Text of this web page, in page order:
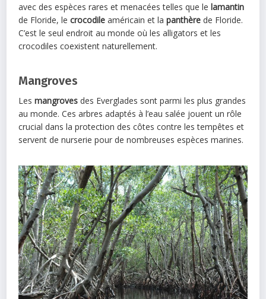
avec des espèces rares et menacées telles que lelamantin
de Floride, lecrocodile américain et lapanthère de Floride.
C’est le seul endroit au monde où les alligators et les
crocodiles coexistent naturellement.
Mangroves
Lesmangroves des Everglades sont parmi les plus grandes
au monde. Ces arbres adaptés à l’eau salée jouent un rôle
crucial dans la protection des côtes contre les tempêtes et
servent de nurserie pour de nombreuses espèces marines.